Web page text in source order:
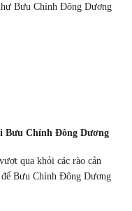
Bưu Chính Đông Dương
Bưu Chính Đông Dương
qua khỏi các rào cản
Bưu Chính Đông Dương